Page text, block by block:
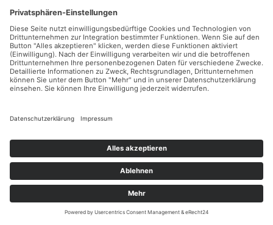
„Mir sin bunt“ heißt das nicht nur das Lieder zur aktuellen
Session des Kölner Karnevalsvereins Jecker Öhrcher - es ist
auch ein Jubiläumssong.
mehr
Foto: Bayrisches Staatsministerium
Auszeichungen
Margit Gamberoni und
Gudrun Heller-Richter
Bundesverdienstkreuz
erhalten. Brigitte Hilgert-